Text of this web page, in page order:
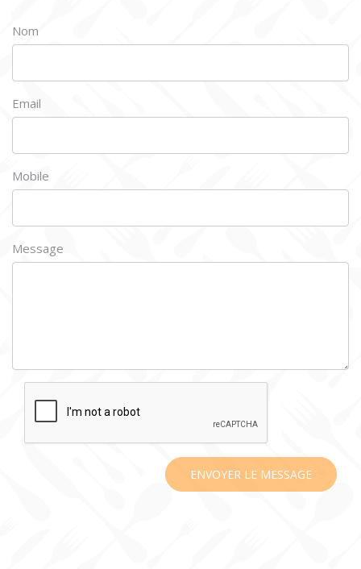
Nom
Email
Mobile
Message
ENVOYER LE MESSAGE